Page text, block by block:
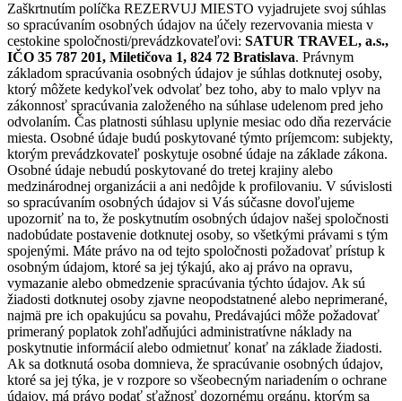
Zaškrtnutím políčka REZERVUJ MIESTO vyjadrujete svoj súhlas
so spracúvaním osobných údajov na účely rezervovania miesta v
cestokine spoločnosti/prevádzkovateľovi: SATUR TRAVEL, a.s.,
IČO 35 787 201, Miletičova 1, 824 72 Bratislava. Právnym
základom spracúvania osobných údajov je súhlas dotknutej osoby,
ktorý môžete kedykoľvek odvolať bez toho, aby to malo vplyv na
zákonnosť spracúvania založeného na súhlase udelenom pred jeho
odvolaním. Čas platnosti súhlasu uplynie mesiac odo dňa rezervácie
miesta. Osobné údaje budú poskytované týmto príjemcom: subjekty,
ktorým prevádzkovateľ poskytuje osobné údaje na základe zákona.
Osobné údaje nebudú poskytované do tretej krajiny alebo
medzinárodnej organizácii a ani nedôjde k profilovaniu. V súvislosti
so spracúvaním osobných údajov si Vás súčasne dovoľujeme
upozorniť na to, že poskytnutím osobných údajov našej spoločnosti
nadobúdate postavenie dotknutej osoby, so všetkými právami s tým
spojenými. Máte právo na od tejto spoločnosti požadovať prístup k
osobným údajom, ktoré sa jej týkajú, ako aj právo na opravu,
vymazanie alebo obmedzenie spracúvania týchto údajov. Ak sú
žiadosti dotknutej osoby zjavne neopodstatnené alebo neprimerané,
najmä pre ich opakujúcu sa povahu, Predávajúci môže požadovať
primeraný poplatok zohľadňujúci administratívne náklady na
poskytnutie informácií alebo odmietnuť konať na základe žiadosti.
Ak sa dotknutá osoba domnieva, že spracúvanie osobných údajov,
ktoré sa jej týka, je v rozpore so všeobecným nariadením o ochrane
údajov, má právo podať sťažnosť dozornému orgánu, ktorým sa